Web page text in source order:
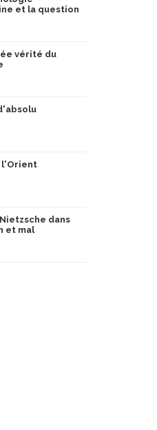
et la question
vérité du
l'Orient
dans
et mal